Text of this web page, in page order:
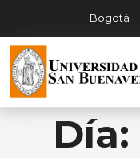
Bogotá
Día: